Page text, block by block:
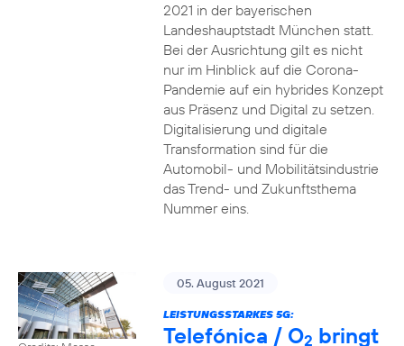
2021 in der bayerischen
Landeshauptstadt München statt.
Bei der Ausrichtung gilt es nicht
nur im Hinblick auf die Corona-
Pandemie auf ein hybrides Konzept
aus Präsenz und Digital zu setzen.
Digitalisierung und digitale
Transformation sind für die
Automobil- und Mobilitätsindustrie
das Trend- und Zukunftsthema
Nummer eins.
05. August 2021
LEISTUNGSSTARKES 5G:
Telefónica / O2 bringt